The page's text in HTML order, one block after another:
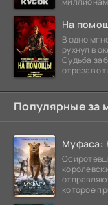
На
В одно
рухнул в
Судьба
отрезав
Популярные за
Муфаса:
которое